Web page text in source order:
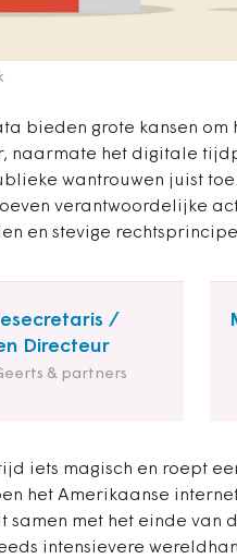
bieden grote kansen
naarmate het digitale
wantrouwen juist
verantwoordelijke
en stevige
/
Directeur
& partners
iets magisch en roept
het Amerikaanse
samen met het einde van
intensievere